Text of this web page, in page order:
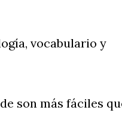
vocabulario y
son más fáciles